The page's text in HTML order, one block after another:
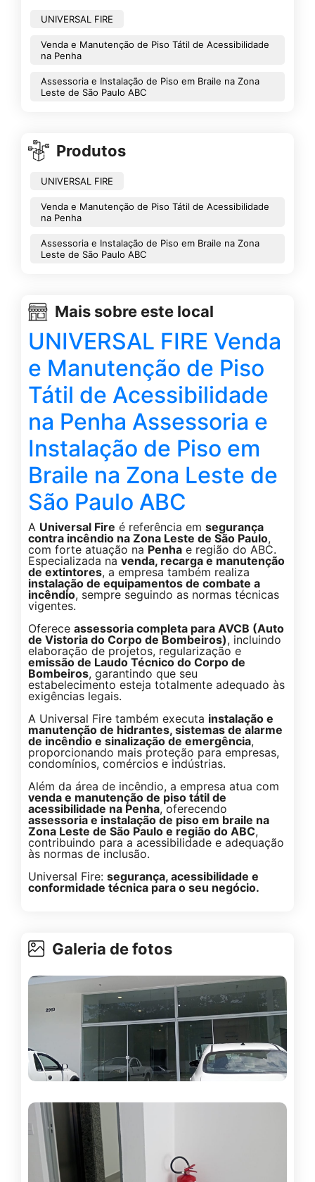
UNIVERSAL FIRE
Venda e Manutenção de Piso Tátil de Acessibilidade
na Penha
Assessoria e Instalação de Piso em Braile na Zona
Leste de São Paulo ABC
Produtos
UNIVERSAL FIRE
Venda e Manutenção de Piso Tátil de Acessibilidade
na Penha
Assessoria e Instalação de Piso em Braile na Zona
Leste de São Paulo ABC
Mais sobre este local
UNIVERSAL FIRE Venda
e Manutenção de Piso
Tátil de Acessibilidade
na Penha Assessoria e
Instalação de Piso em
Braile na Zona Leste de
São Paulo ABC
A Universal Fire é referência em segurança
contra incêndio na Zona Leste de São Paulo,
com forte atuação na Penha e região do ABC.
Especializada na venda, recarga e manutenção
de extintores, a empresa também realiza
instalação de equipamentos de combate a
incêndio, sempre seguindo as normas técnicas
vigentes.
Oferece assessoria completa para AVCB (Auto
de Vistoria do Corpo de Bombeiros), incluindo
elaboração de projetos, regularização e
emissão de Laudo Técnico do Corpo de
Bombeiros, garantindo que seu
estabelecimento esteja totalmente adequado às
exigências legais.
A Universal Fire também executa instalação e
manutenção de hidrantes, sistemas de alarme
de incêndio e sinalização de emergência,
proporcionando mais proteção para empresas,
condomínios, comércios e indústrias.
Além da área de incêndio, a empresa atua com
venda e manutenção de piso tátil de
acessibilidade na Penha, oferecendo
assessoria e instalação de piso em braile na
Zona Leste de São Paulo e região do ABC,
contribuindo para a acessibilidade e adequação
às normas de inclusão.
Universal Fire: segurança, acessibilidade e
conformidade técnica para o seu negócio.
Galeria de fotos